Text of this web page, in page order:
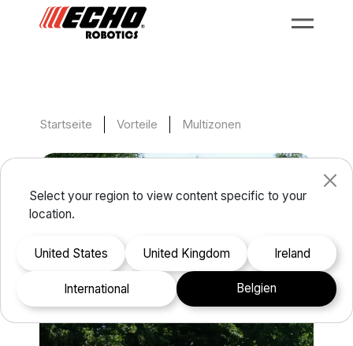
Startseite Vorteile Multizonen
Select your region to view content specific to your
location.
United States United Kingdom Ireland
international Belgien